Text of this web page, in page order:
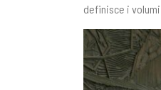
definisce i